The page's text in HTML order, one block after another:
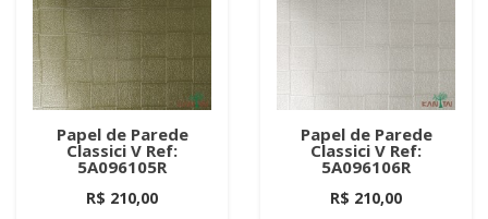
Papel de Parede
Classici V Ref:
5A096105R
R$ 210,00
Papel de Parede
Classici V Ref:
5A096106R
R$ 210,00